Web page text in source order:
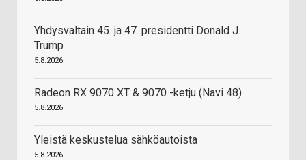
Yhdysvaltain 45. ja 47. presidentti Donald J.
Trump
5.8.2026
Radeon RX 9070 XT & 9070 -ketju (Navi 48)
5.8.2026
Yleistä keskustelua sähköautoista
5.8.2026